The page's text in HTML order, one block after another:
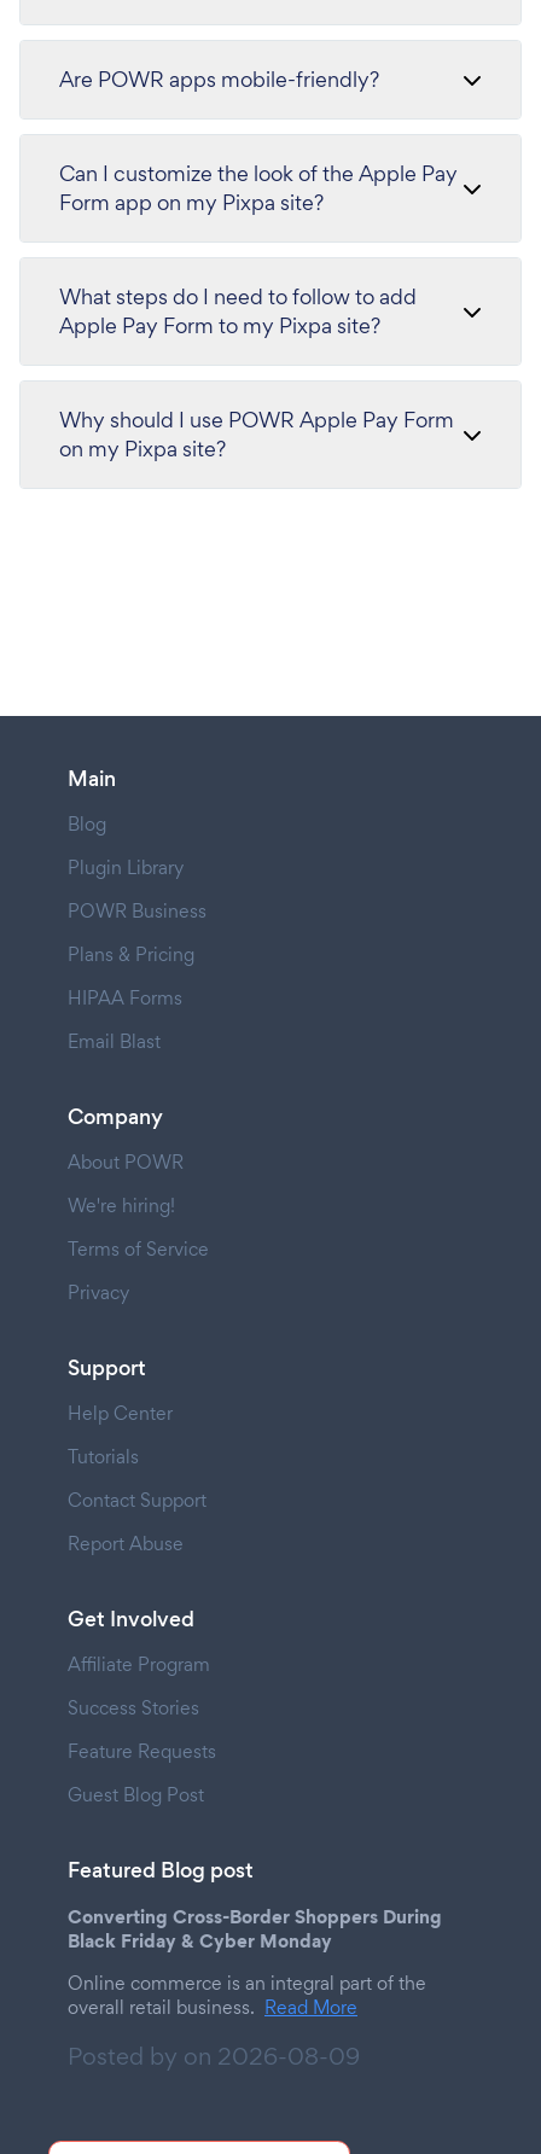
Are POWR apps mobile-friendly?
Can I customize the look of the Apple Pay
Form app on my Pixpa site?
What steps do I need to follow to add
Apple Pay Form to my Pixpa site?
Why should I use POWR Apple Pay Form
on my Pixpa site?
Main
Blog
Plugin Library
POWR Business
Plans & Pricing
HIPAA Forms
Email Blast
Company
About POWR
We're hiring!
Terms of Service
Privacy
Support
Help Center
Tutorials
Contact Support
Report Abuse
Get Involved
Affiliate Program
Success Stories
Feature Requests
Guest Blog Post
Featured Blog post
Converting Cross-Border Shoppers During
Black Friday & Cyber Monday
Online commerce is an integral part of the
overall retail business. Read More
Posted by on 2026-08-09